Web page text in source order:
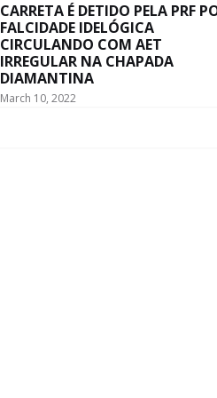
CARRETA É DETIDO PELA PRF
FALCIDADE IDELÓGICA
CIRCULANDO COM AET
IRREGULAR NA CHAPADA
DIAMANTINA
March 10, 2022